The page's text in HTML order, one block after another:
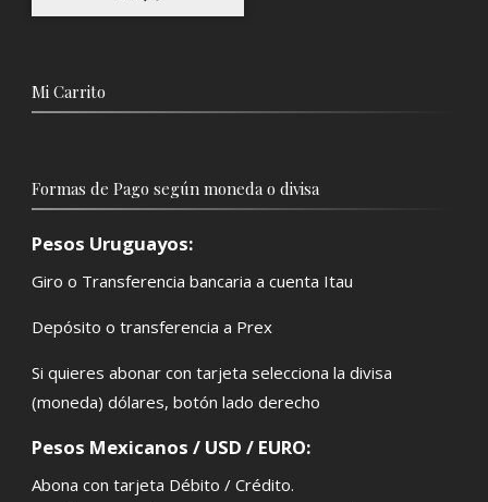
Mi Carrito
Formas de Pago según moneda o divisa
Pesos Uruguayos:
Giro o Transferencia bancaria a cuenta Itau
Depósito o transferencia a Prex
Si quieres abonar con tarjeta selecciona la divisa
(moneda) dólares, botón lado derecho
Pesos Mexicanos / USD / EURO:
Abona con tarjeta Débito / Crédito.